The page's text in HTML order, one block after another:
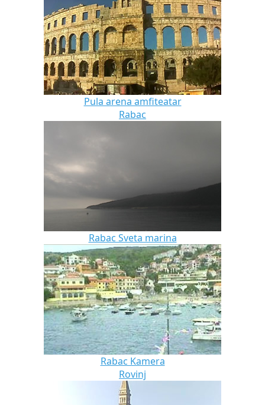
Pula arena amfiteatar
Rabac
Rabac Sveta marina
Rabac Kamera
Rovinj